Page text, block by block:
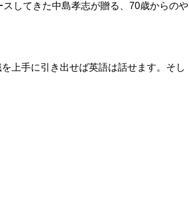
してきた中島孝志が贈る、70歳からのや
上手に引き出せば英語は話せます。そし